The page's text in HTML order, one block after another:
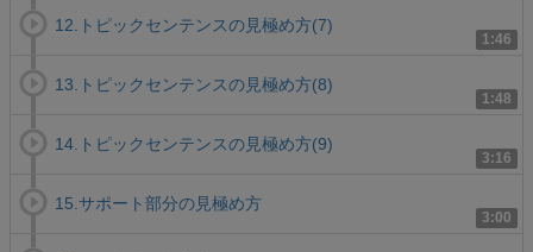
1:46
12.トピックセンテンスの見極め方(7)
1:48
13.トピックセンテンスの見極め方(8)
3:16
14.トピックセンテンスの見極め方(9)
3:00
15.サポート部分の見極め方